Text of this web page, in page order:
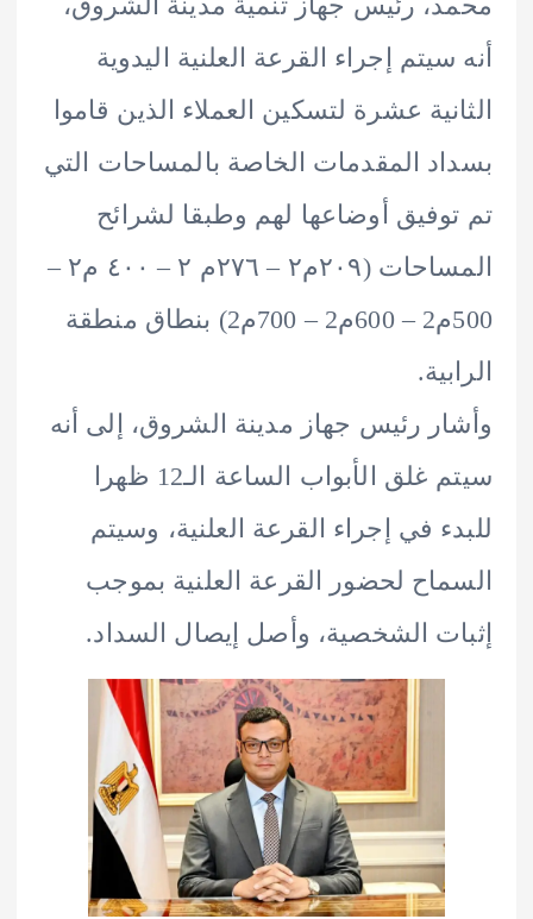
إجراء القرعة العلنية اليدوية
عشرة لتسكين العملاء الذين قاموا
المقدمات الخاصة بالمساحات التي
أوضاعها لهم وطبقا لشرائح
المساحات (۲۰۹م٢ – ٢٧٦م ٢ – ٤٠٠ م٢ –
500م2 – 600م2 – 700م2) بنطاق منطقة
رئيس جهاز مدينة الشروق، إلى أنه
سيتم غلق الأبواب الساعة الـ12 ظهرا
في إجراء القرعة العلنية، وسيتم
لحضور القرعة العلنية بموجب
الشخصية، وأصل إيصال السداد.